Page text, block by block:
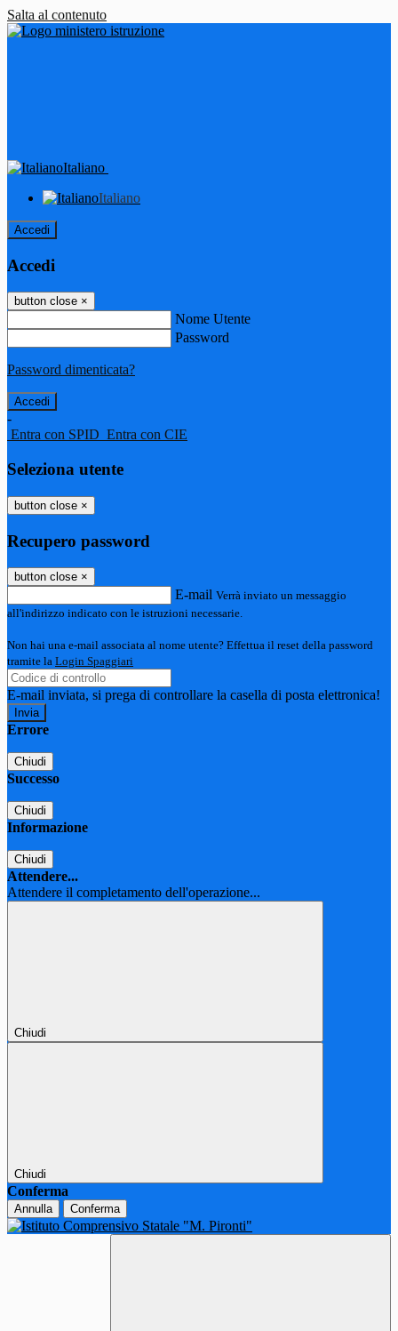
Salta al contenuto
Italiano
Italiano
Accedi
Accedi
button close ×
Nome Utente
Password
Password dimenticata?
-
Entra con SPID Entra con CIE
Seleziona utente
button close ×
Recupero password
button close ×
E-mail Verrà inviato un messaggio
all'indirizzo indicato con le istruzioni necessarie.
Non hai una e-mail associata al nome utente? Effettua il reset della password
tramite la Login Spaggiari
E-mail inviata, si prega di controllare la casella di posta elettronica!
Errore
Chiudi
Successo
Chiudi
Informazione
Chiudi
Attendere...
Attendere il completamento dell'operazione...
Chiudi
Chiudi
Conferma
Annulla Conferma